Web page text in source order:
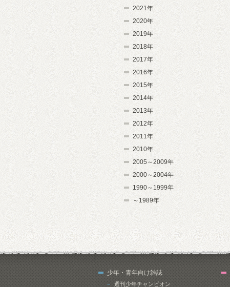
2021年
2020年
2019年
2018年
2017年
2016年
2015年
2014年
2013年
2012年
2011年
2010年
2005～2009年
2000～2004年
1990～1999年
～1989年
少年・青年向け雑誌
週刊少年チャンピオン